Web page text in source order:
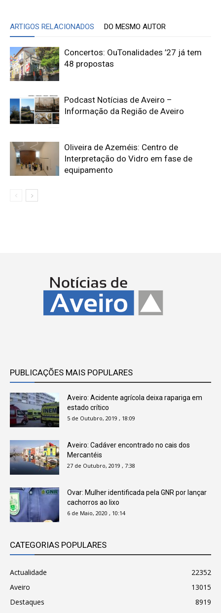
ARTIGOS RELACIONADOS DO MESMO AUTOR
Concertos: OuTonalidades ’27 já tem
48 propostas
Podcast Notícias de Aveiro –
Informação da Região de Aveiro
Oliveira de Azeméis: Centro de
Interpretação do Vidro em fase de
equipamento
PUBLICAÇÕES MAIS POPULARES
Aveiro: Acidente agrícola deixa rapariga em
estado crítico
5 de Outubro, 2019 , 18:09
Aveiro: Cadáver encontrado no cais dos
Mercantéis
27 de Outubro, 2019 , 7:38
Ovar: Mulher identificada pela GNR por lançar
cachorros ao lixo
6 de Maio, 2020 , 10:14
CATEGORIAS POPULARES
Actualidade
22352
Aveiro
13015
Destaques
8919